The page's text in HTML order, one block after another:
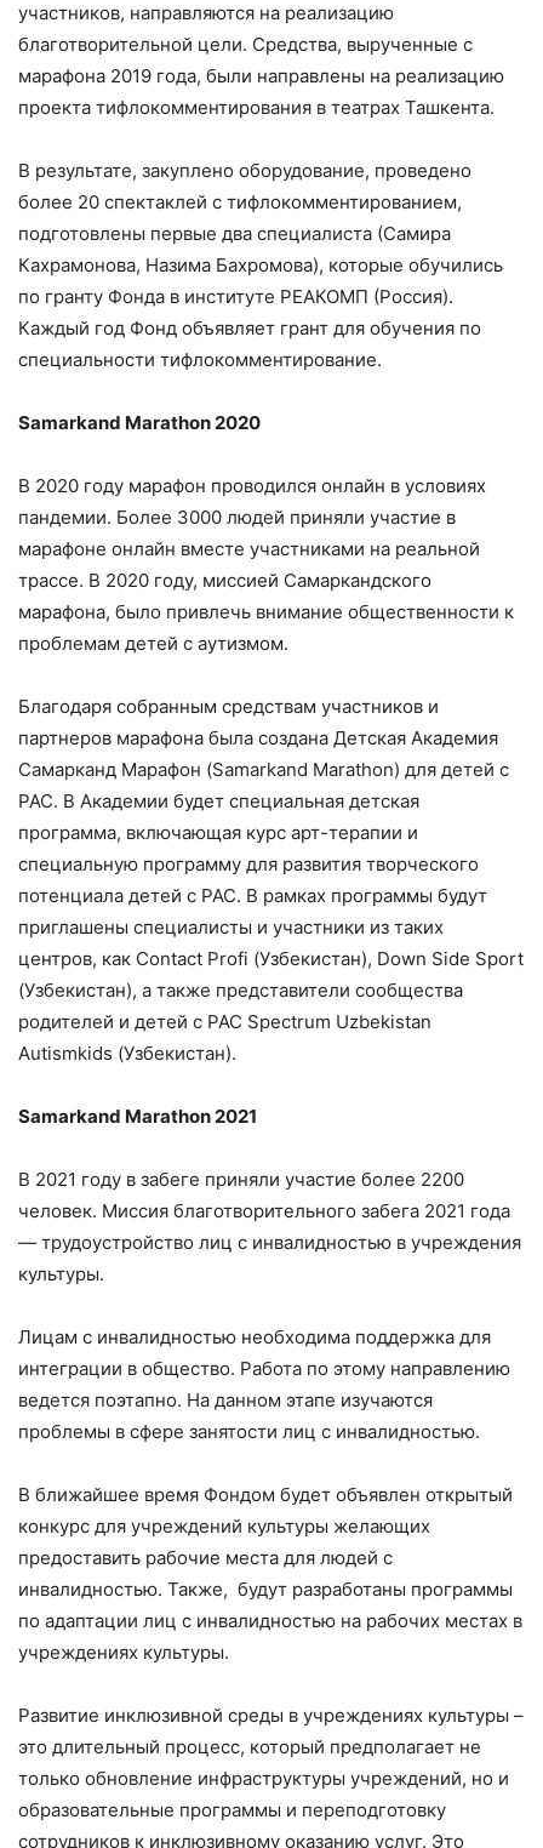
участников, направляются на реализацию
благотворительной цели. Средства, вырученные с
марафона 2019 года, были направлены на реализацию
проекта тифлокомментирования в театрах Ташкента.
В результате, закуплено оборудование, проведено
более 20 спектаклей с тифлокомментированием,
подготовлены первые два специалиста (Самира
Кахрамонова, Назима Бахромова), которые обучились
по гранту Фонда в институте РЕАКОМП (Россия).
Каждый год Фонд объявляет грант для обучения по
специальности тифлокомментирование.
Samarkand Marathon2020
В 2020 году марафон проводился онлайн в условиях
пандемии. Более 3000 людей приняли участие в
марафоне онлайн вместе участниками на реальной
трассе. В 2020 году, миссией Самаркандского
марафона, было привлечь внимание общественности к
проблемам детей с аутизмом.
Благодаря собранным средствам участников и
партнеров марафона была создана Детская Академия
Самарканд Марафон (Samarkand Marathon) для детей с
РАС. В Академии будет специальная детская
программа, включающая курс арт-терапии и
специальную программу для развития творческого
потенциала детей с РАС. В рамках программы будут
приглашены специалисты и участники из таких
центров, как Contact Profi (Узбекистан), Down Side Sport
(Узбекистан), а также представители сообщества
родителей и детей с РАС Spectrum Uzbekistan
Autismkids (Узбекистан).
Samarkand Marathon2021
В 2021 году в забеге приняли участие более 2200
человек. Миссия благотворительного забега 2021 года
— трудоустройство лиц с инвалидностью в учреждения
культуры.
Лицам с инвалидностью необходима поддержка для
интеграции в общество. Работа по этому направлению
ведется поэтапно. На данном этапе изучаются
проблемы в сфере занятости лиц с инвалидностью.
В ближайшее время Фондом будет объявлен открытый
конкурс для учреждений культуры желающих
предоставить рабочие места для людей с
инвалидностью. Также, будут разработаны программы
по адаптации лиц с инвалидностью на рабочих местах в
учреждениях культуры.
Развитие инклюзивной среды в учреждениях культуры –
это длительный процесс, который предполагает не
только обновление инфраструктуры учреждений, но и
образовательные программы и переподготовку
сотрудников к инклюзивному оказанию услуг. Это